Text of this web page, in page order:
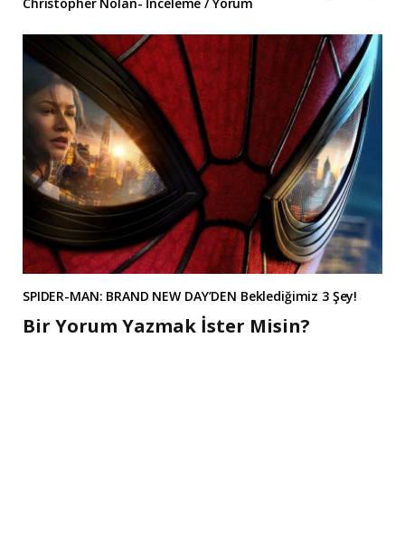
SPIDER-MAN: BRAND NEW DAY’DEN Beklediğimiz 3 Şey!
Bir Yorum Yazmak İster Misin?